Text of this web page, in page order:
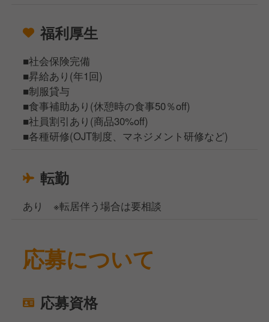
福利厚生
■社会保険完備
■昇給あり(年1回)
■制服貸与
■食事補助あり(休憩時の食事50％off)
■社員割引あり(商品30%off)
■各種研修(OJT制度、マネジメント研修など)
転勤
あり ※転居伴う場合は要相談
応募について
応募資格